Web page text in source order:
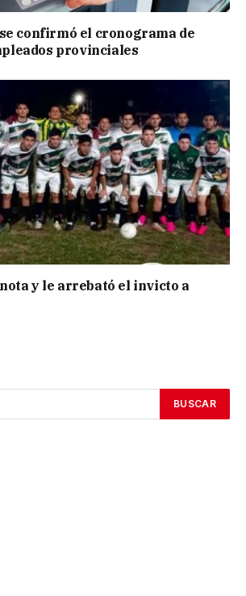
confirmó el cronograma de
provinciales
y le arrebató el invicto a